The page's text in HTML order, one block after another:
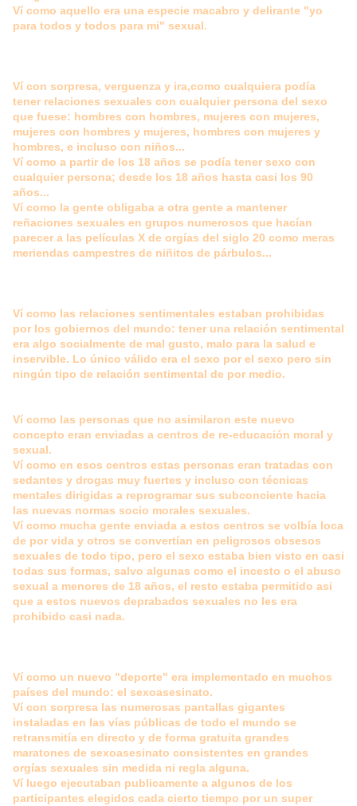
Ví como aquello era una especie macabro y delirante "yo
para todos y todos para mi" sexual.
Ví con sorpresa, verguenza y ira,como cualquiera podía
tener relaciones sexuales con cualquier persona del sexo
que fuese: hombres con hombres, mujeres con mujeres,
mujeres con hombres y mujeres, hombres con mujeres y
hombres, e incluso con niños...
Ví como a partir de los 18 años se podía tener sexo con
cualquier persona; desde los 18 años hasta casi los 90
años...
Ví como la gente obligaba a otra gente a mantener
reñaciones sexuales en grupos numerosos que hacían
parecer a las películas X de orgías del siglo 20 como meras
meriendas campestres de niñitos de párbulos...
Ví como las relaciones sentimentales estaban prohibidas
por los gobiernos del mundo: tener una relación sentimental
era algo socialmente de mal gusto, malo para la salud e
inservible. Lo único válido era el sexo por el sexo pero sin
ningún tipo de relación sentimental de por medio.
Ví como las personas que no asimilaron este nuevo
concepto eran enviadas a centros de re-educación moral y
sexual.
Ví como en esos centros estas personas eran tratadas con
sedantes y drogas muy fuertes y incluso con técnicas
mentales dirigidas a reprogramar sus subconciente hacia
las nuevas normas socio morales sexuales.
Ví como mucha gente enviada a estos centros se volbía loca
de por vida y otros se convertían en peligrosos obsesos
sexuales de todo tipo, pero el sexo estaba bien visto en casi
todas sus formas, salvo algunas como el incesto o el abuso
sexual a menores de 18 años, el resto estaba permitido asi
que a estos nuevos deprabados sexuales no les era
prohibido casi nada.
Ví como un nuevo "deporte" era implementado en muchos
países del mundo: el sexoasesinato.
Ví con sorpresa las numerosas pantallas gigantes
instaladas en las vías públicas de todo el mundo se
retransmitía en directo y de forma gratuita grandes
maratones de sexoasesinato consistentes en grandes
orgías sexuales sin medida ni regla alguna.
Ví luego ejecutaban publicamente a algunos de los
participantes elegidos cada cierto tiempo por un super